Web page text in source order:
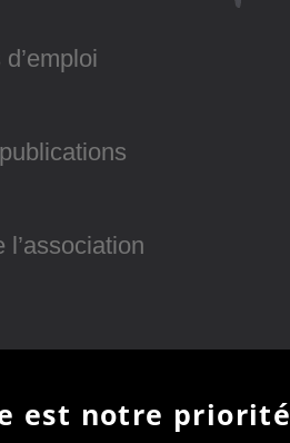
l’association
est notre priorité